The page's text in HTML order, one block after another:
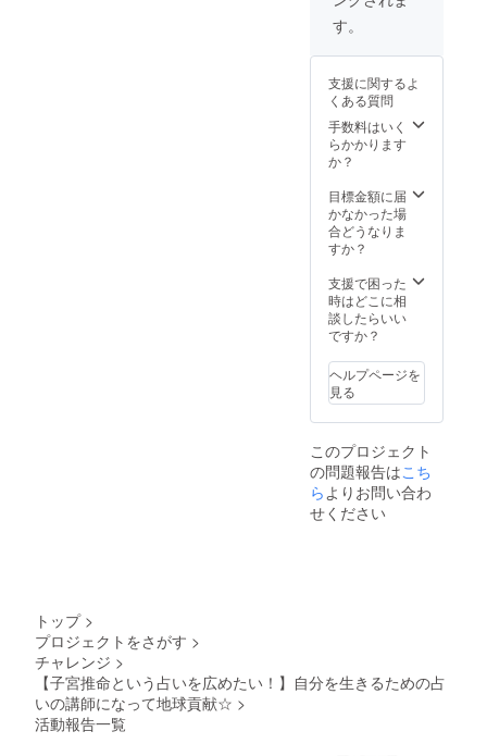
５名様
簡易鑑
定付
き。
（大阪
府近郊
フェや
ホテル
ラウン
ジ等
Zoomで
の対面
も検討
中。）
身の交
通費や
飲食費
等はご
願いい
たしま
す。）
【C】１
名様分
＋他５
名様ま
す。
支援に関するよ
くある質問
手数料はいく
らかかります
か？
目標金額に届
かなかった場
合どうなりま
すか？
支援で困った
時はどこに相
談したらいい
ですか？
ヘルプページを
見る
このプロジェクト
の問題報告はこち
らよりお問い合わ
せください
トップ >
プロジェクトをさがす >
チャレンジ >
【子宮推命という占いを広めたい！】自分を生きるための占
いの講師になって地球貢献☆ >
活動報告一覧